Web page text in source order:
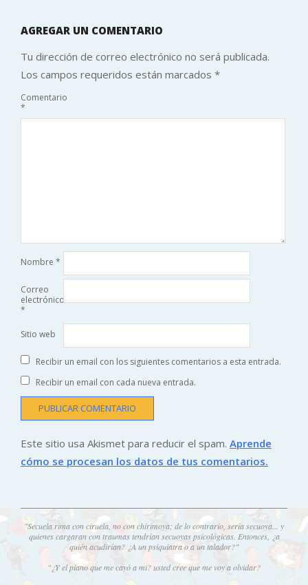
AGREGAR UN COMENTARIO
Tu dirección de correo electrónico no será publicada.
Los campos requeridos están marcados *
Comentario
*
Nombre *
Correo
electrónico
*
Sitio web
Recibir un email con los siguientes comentarios a esta entrada.
Recibir un email con cada nueva entrada.
Este sitio usa Akismet para reducir el spam. Aprende
cómo se procesan los datos de tus comentarios.
"Secuela rima con ciruela, no con chirimoya; de lo contrario, sería secuoya... y
quienes cargaran con traumas tendrían secuoyas psicológicas. Entonces, ¿a
quién acudirían? ¿A un psiquiatra o a un talador?"
"¿Y el piano que me cayó a mi? usted cree que me voy a olvidar?